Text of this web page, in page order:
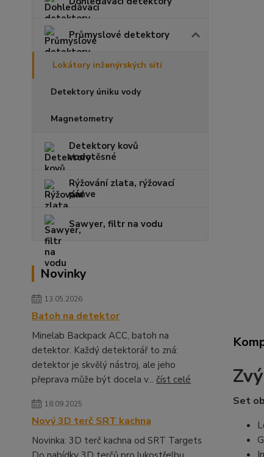
Průmyslové detektory
Lokátory inženýrských sítí
Detektory úniku vody
Magnetometry
Detektory kovů
vodotěsné
Rýžování zlata, rýžovací
pánve
Sawyer, filtr na vodu
Novinky
13.05.2026
Batoh na detektor
Minelab Backpack ACC, batoh na
detektor. Každý detektorář to zná:
detektor je skvělý nástroj, ale jeho
přeprava může být docela v... číst celé
18.09.2025
Nový 3D terč SRT kachna
Novinka: 3D terč kachna od SRT Targets
Set